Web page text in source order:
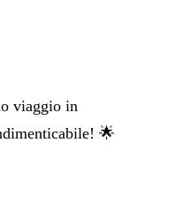
viaggio in
🌟